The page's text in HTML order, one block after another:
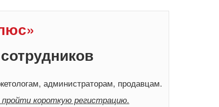
администраторам, продавцам.
короткую регистрацию.